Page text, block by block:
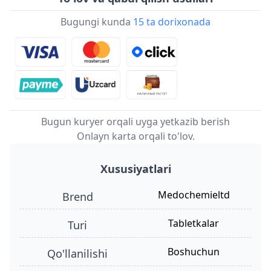
Bugungi kunda 15 ta dorixonada
Bugun kuryer orqali uyga yetkazib berish
Onlayn karta orqali to'lov.
Xususiyatlari
Brend
Medochemieltd
turi tabletkalar
qo'llanilishi boshuchun